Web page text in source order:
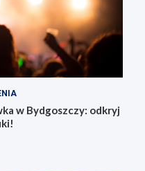
w Bydgoszczy: odkryj